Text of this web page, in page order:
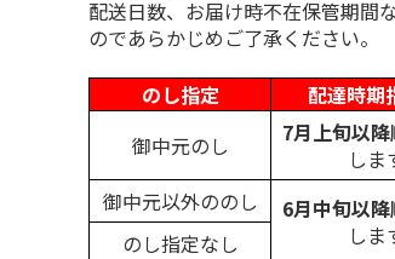
配送日数、お届け時不在保管期間
のであらかじめご了承ください。
のし指定
配達時期
御中元のし
7月上旬以
しま
御中元以外ののし 6月中旬以
しま
のし指定なし